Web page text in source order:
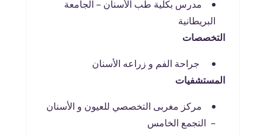
مدرس بكلية طب الأسنان – الجامعة
البريطانية
التخصصات
جراحة الفم و زراعه الأسنان
المستشفيات
مركز مغربى التخصصي للعيون و الأسنان
– التجمع الخامس